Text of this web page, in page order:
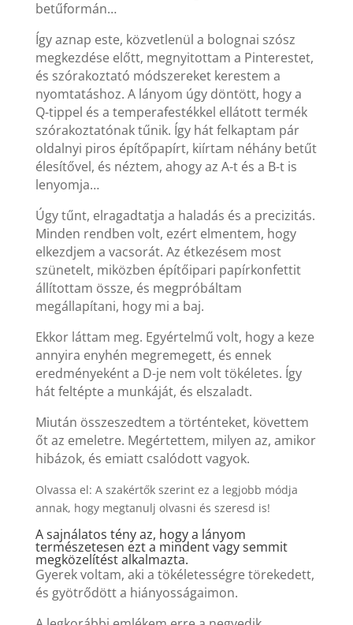
betűformán…
Így aznap este, közvetlenül a bolognai szósz
megkezdése előtt, megnyitottam a Pinterestet,
és szórakoztató módszereket kerestem a
nyomtatáshoz. A lányom úgy döntött, hogy a
Q-tippel és a temperafestékkel ellátott termék
szórakoztatónak tűnik. Így hát felkaptam pár
oldalnyi piros építőpapírt, kiírtam néhány betűt
élesítővel, és néztem, ahogy az A-t és a B-t is
lenyomja…
Úgy tűnt, elragadtatja a haladás és a precizitás.
Minden rendben volt, ezért elmentem, hogy
elkezdjem a vacsorát. Az étkezésem most
szünetelt, miközben építőipari papírkonfettit
állítottam össze, és megpróbáltam
megállapítani, hogy mi a baj.
Ekkor láttam meg. Egyértelmű volt, hogy a keze
annyira enyhén megremegett, és ennek
eredményeként a D-je nem volt tökéletes. Így
hát feltépte a munkáját, és elszaladt.
Miután összeszedtem a történteket, követtem
őt az emeletre. Megértettem, milyen az, amikor
hibázok, és emiatt csalódott vagyok.
Olvassa el: A szakértők szerint ez a legjobb módja
annak, hogy megtanulj olvasni és szeresd is!
A sajnálatos tény az, hogy a lányom
természetesen ezt a mindent vagy semmit
megközelítést alkalmazta.
Gyerek voltam, aki a tökéletességre törekedett,
és gyötrődött a hiányosságaimon.